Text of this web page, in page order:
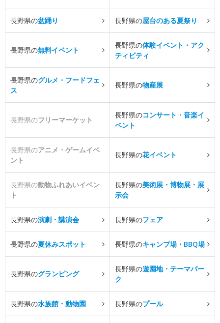
長野県の盆踊り 長野県の屋台のある夏祭り
長野県の無料イベント
長野県の体験イベント・アク
ティビティ
長野県のグルメ・フードフェ
ス
長野県の物産展
長野県のフリーマーケット
長野県のコンサート・音楽イ
ベント
長野県のアニメ・ゲームイベ
ント
長野県の花イベント
長野県の動物ふれあいイベン
ト
長野県の美術展・博物展・展
示会
長野県の演劇・講演会 長野県のフェア
長野県の夏休みスポット 長野県のキャンプ場・BBQ場
長野県のグランピング
長野県の遊園地・テーマパー
ク
長野県の水族館・動物園 長野県のプール